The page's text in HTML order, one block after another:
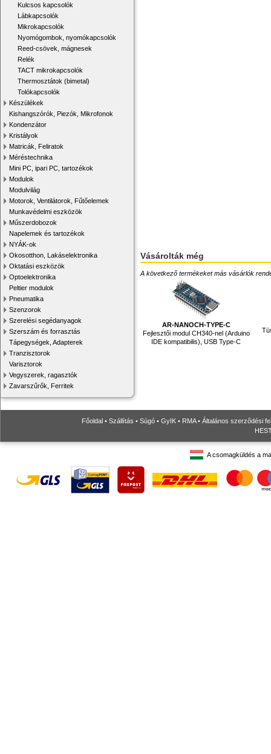
Kulcsos kapcsolók
Lábkapcsolók
Mikrokapcsolók
Nyomógombok, nyomókapcsolók
Reed-csövek, mágnesek
Relék
TACT mikrokapcsolók
Thermosztátok (bimetal)
Tolókapcsolók
Készülékek
Kishangszórók, Piezók, Mikrofonok
Kondenzátor
Kristályok
Matricák, Feliratok
Méréstechnika
Mini PC, ipari PC, tartozékok
Modulok
Modulvilág
Motorok, Ventilátorok, Fűtőelemek
Munkavédelmi eszközök
Műszerdobozok
Napelemek és tartozékok
NYÁK-ok
Okosotthon, Lakáselektronika
Oktatási eszközök
Optoelektronika
Peltier modulok
Pneumatika
Szenzorok
Szerelési segédanyagok
Szerszám és forrasztás
Tápegységek, Adapterek
Tranzisztorok
Varisztorok
Vegyszerek, ragasztók
Zavarszűrők, Ferritek
Vásárolták még
A következő termékeket más vásárlók
AR-NANOCH-TYPE-C
Fejlesztői modul CH340-nel (Arduino
IDE kompatibilis), USB Type-C
Főoldal • Szállítás • Súgó • GyIK • RMA• Általános szerződési
A csomagküldés a